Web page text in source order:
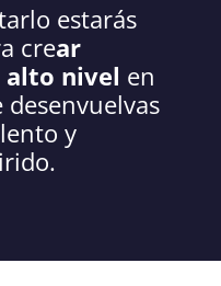
estarás
crear
alto nivel en
y